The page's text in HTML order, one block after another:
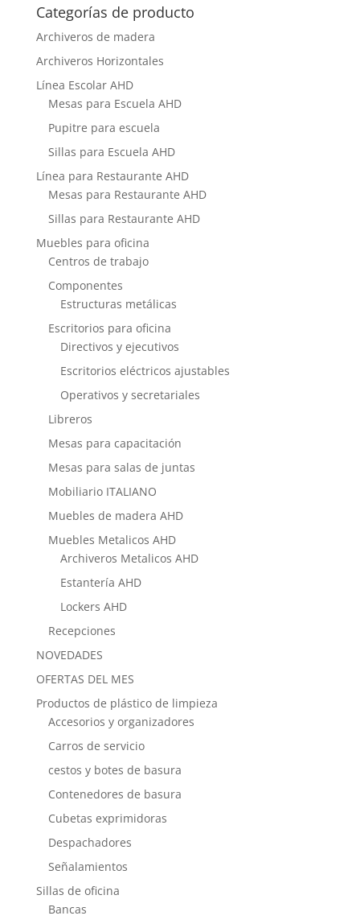
Categorías de producto
Archiveros de madera
Archiveros Horizontales
Línea Escolar AHD
Mesas para Escuela AHD
Pupitre para escuela
Sillas para Escuela AHD
Línea para Restaurante AHD
Mesas para Restaurante AHD
Sillas para Restaurante AHD
Muebles para oficina
Centros de trabajo
Componentes
Estructuras metálicas
Escritorios para oficina
Directivos y ejecutivos
Escritorios eléctricos ajustables
Operativos y secretariales
Libreros
Mesas para capacitación
Mesas para salas de juntas
Mobiliario ITALIANO
Muebles de madera AHD
Muebles Metalicos AHD
Archiveros Metalicos AHD
Estantería AHD
Lockers AHD
Recepciones
NOVEDADES
OFERTAS DEL MES
Productos de plástico de limpieza
Accesorios y organizadores
Carros de servicio
cestos y botes de basura
Contenedores de basura
Cubetas exprimidoras
Despachadores
Señalamientos
Sillas de oficina
Bancas